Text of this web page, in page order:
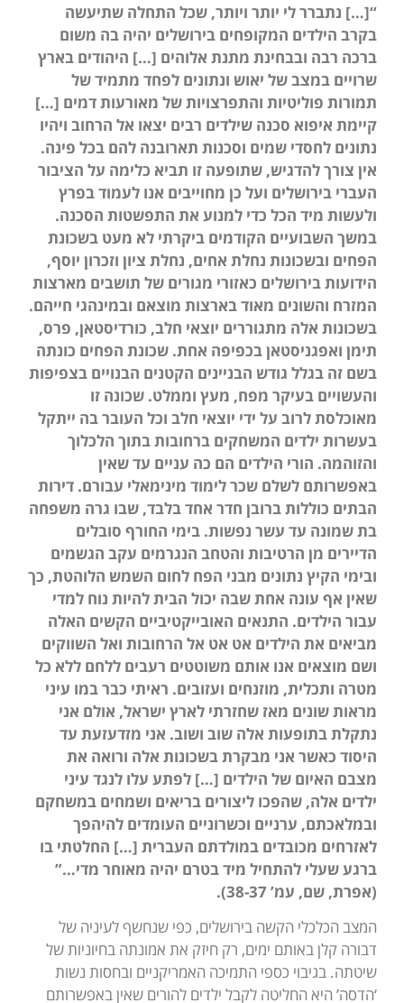
“[…] נתברר לי יותר ויותר, שכל התחלה שתיעשה
בקרב הילדים המקופחים בירושלים יהיה בה משום
ברכה רבה ובבחינת מתנת אלוהים […] היהודים בארץ
שרויים במצב של יאוש ונתונים לפחד מתמיד של
תמורות פוליטיות והתפרצויות של מאורעות דמים […]
קיימת איפוא סכנה שילדים רבים יצאו אל הרחוב ויהיו
נתונים לחסדי שמים וסכנות תארובנה להם בכל פינה.
אין צורך להדגיש, שתופעה זו תביא כלימה על הציבור
העברי בירושלים ועל כן מחוייבים אנו לעמוד בפרץ
ולעשות מיד הכל כדי למנוע את התפשטות הסכנה.
במשך השבועיים הקודמים ביקרתי לא מעט בשכונת
הפחים ובשכונות נחלת אחים, נחלת ציון וזכרון יוסף,
הידועות בירושלים כאזורי מגורים של תושבים מארצות
המזרח והשונים מאוד בארצות מוצאם ובמינהגי חייהם.
בשכונות אלה מתגוררים יוצאי חלב, כורדיסטאן, פרס,
תימן ואפגניסטאן בכפיפה אחת. שכונת הפחים כונתה
בשם זה בגלל גודש הבניינים הקטנים הבנויים בצפיפות
והעשויים בעיקר מפח, מעץ וממלט. שכונה זו
מאוכלסת לרוב על ידי יוצאי חלב וכל העובר בה ייתקל
בעשרות ילדים המשחקים ברחובות בתוך הלכלוך
והזוהמה. הורי הילדים הם כה עניים עד שאין
באפשרותם לשלם שכר לימוד מינימאלי עבורם. דירות
הבתים כוללות ברובן חדר אחד בלבד, שבו גרה משפחה
בת שמונה עד עשר נפשות. בימי החורף סובלים
הדיירים מן הרטיבות והטחב הנגרמים עקב הגשמים
ובימי הקיץ נתונים מבני הפח לחום השמש הלוהטת, כך
שאין אף עונה אחת שבה יכול הבית להיות נוח למדי
עבור הילדים. התנאים האובייקטיביים הקשים האלה
מביאים את הילדים אט אט אל הרחובות ואל השווקים
ושם מוצאים אנו אותם משוטטים רעבים ללחם ללא כל
מטרה ותכלית, מוזנחים ועזובים. ראיתי כבר במו עיני
מראות שונים מאז שחזרתי לארץ ישראל, אולם אני
נתקלת בתופעות אלה שוב ושוב. אני מזדעזעת עד
היסוד כאשר אני מבקרת בשכונות אלה ורואה את
מצבם האיום של הילדים […] לפתע עלו לנגד עיני
ילדים אלה, שהפכו ליצורים בריאים ושמחים במשחקם
ובמלאכתם, ערניים וכשרוניים העומדים להיהפך
לאזרחים מכובדים במולדתם העברית […] החלטתי בו
ברגע שעלי להתחיל מיד בטרם יהיה מאוחר מדי…”
(אפרת, שם, עמ’ 38-37).
המצב הכלכלי הקשה בירושלים, כפי שנחשף לעיניה של
דבורה קלן באותם ימים, רק חיזק את אמונתה בחיוניות של
שיטתה. בגיבוי כספי התמיכה האמריקניים ובחסות נשות
‘הדסה’ היא החליטה לקבל ילדים להורים שאין באפשרותם